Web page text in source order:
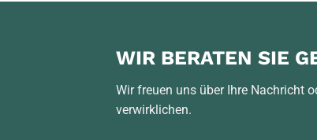
WIR BERATEN SIE
Wir freuen uns über Ihre Nachricht
verwirklichen.